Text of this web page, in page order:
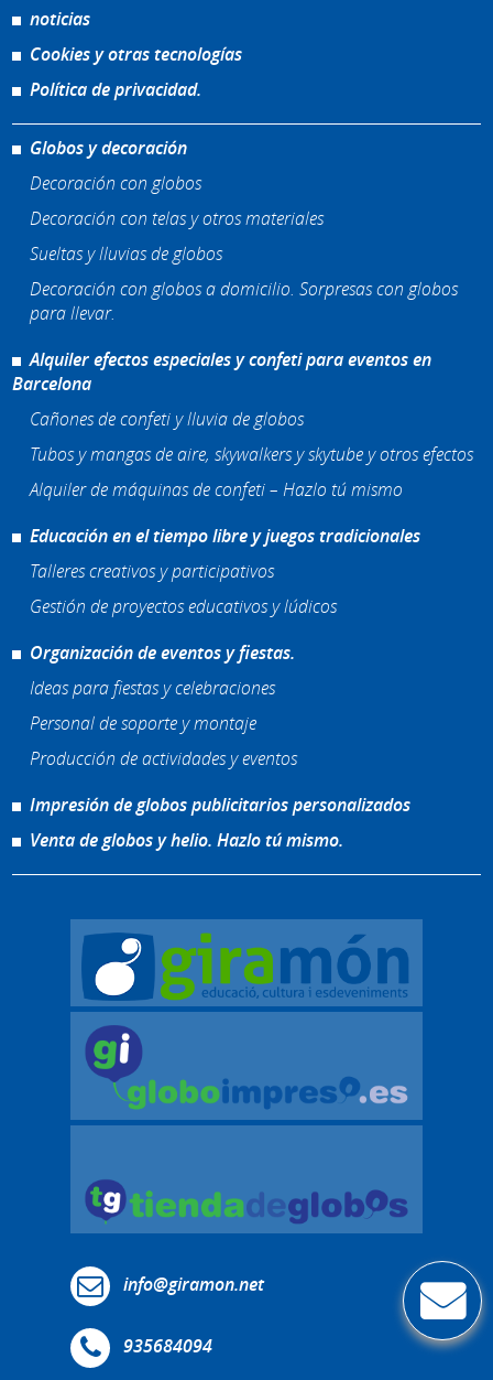
noticias
Cookies y otras tecnologías
Política de privacidad.
Globos y decoración
Decoración con globos
Decoración con telas y otros materiales
Sueltas y lluvias de globos
Decoración con globos a domicilio. Sorpresas con globos
para llevar.
Alquiler efectos especiales y confeti para eventos en
Barcelona
Cañones de confeti y lluvia de globos
Tubos y mangas de aire, skywalkers y skytube y otros efectos
Alquiler de máquinas de confeti – Hazlo tú mismo
Educación en el tiempo libre y juegos tradicionales
Talleres creativos y participativos
Gestión de proyectos educativos y lúdicos
Organización de eventos y fiestas.
Ideas para fiestas y celebraciones
Personal de soporte y montaje
Producción de actividades y eventos
Impresión de globos publicitarios personalizados
Venta de globos y helio. Hazlo tú mismo.
info@giramon.net
935684094